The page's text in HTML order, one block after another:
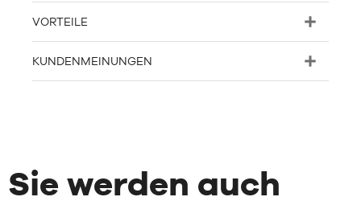
VORTEILE
KUNDENMEINUNGEN
Sie werden auch